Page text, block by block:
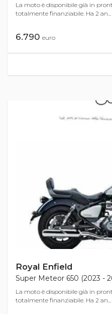
La moto è disponibile già in
totalmente finanziabile. Ha 2 an...
6.790 euro
Royal Enfield
Super Meteor 650 (2023 -
La moto è disponibile già in
totalmente finanziabile. Ha 2 an...